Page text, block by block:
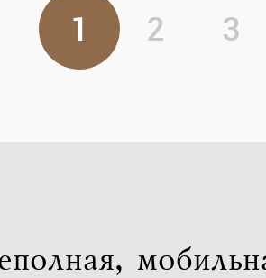
1 2 3